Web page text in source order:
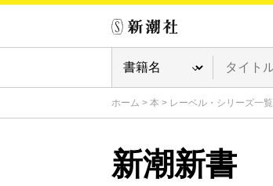
ホーム > 本 > レーベル・シリーズ一覧
新潮新書